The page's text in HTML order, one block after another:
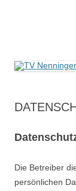
Die Betreiber
persönlichen